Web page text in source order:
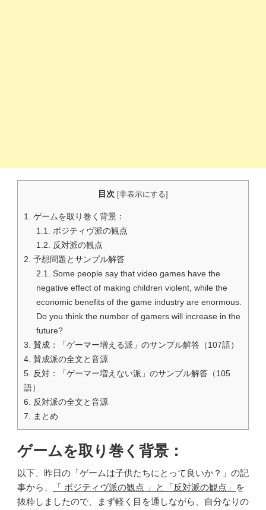
目次 [非表示にする]
1.
ゲームを取り巻く背景：
1.1.
ポジティヴ派の観点
1.2.
反対派の観点
2. 予想問題とサンプル解答
2.1.
Some people say that video games have the
negative effect of making children violent, while the
economic benefits of the game industry are enormous.
Do you think the number of gamers will increase in the
future?
3. 賛成：「ゲーマー増える派」のサンプル解答（107語）
4. 賛成派の全文と音源
5.
反対：「ゲーマー増えない派」のサンプル解答（105
語）
6.
反対派の全文と音源
7.
まとめ
ゲームを取り巻く背景：
以下、昨日の「ゲームは子供たちにとって良いか？」の記
事から、
「 ポジティヴ派の観点 」と「反対派の観点」
を
抜粋しましたので、まず軽く目を通しながら、自分なりの